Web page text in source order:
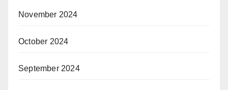
November 2024
October 2024
September 2024